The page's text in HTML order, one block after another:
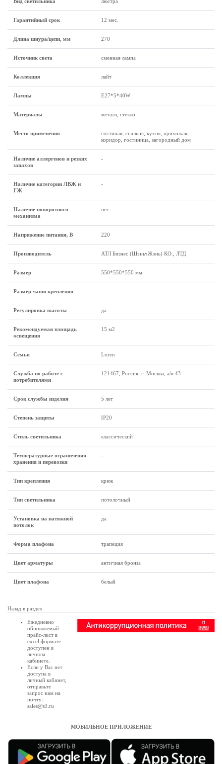
Гарантийный срок 12 мес.
Длина шнура/цепи, мм 270
Источник света сменная лампа
Коллекция лайт
Лампы Е27*5*40W
Материалы металл, стекло
Место применения
гостиная, спальня, кухня, прихожая,
коридор, гостиница, загородный дом
Наличие аллергенов и резких
запахов
-
Наличие категории ЛВЖ и
ГЖ
-
Наличие поворотного
механизма
нет
Напряжение питания, В 220
Производитель АТЛ Бизнес (ШэньчЖэнь) КО., ЛТД
Размеp 550*550*550 мм
Размер чаши крепления -
Регулировка высоты да
Рекомендуемая площадь
освещения
15 м2
Семья Loren
Служба по работе с
потребителями
121467, Россия, г. Москва, а/я 43
Срок службы изделия 5 лет
Степень защиты IP20
Стиль светильника классический
Температурные ограничения
хранения и перевозки
-
Тип крепления крюк
Тип светильника потолочный
Установка на натяжной
потолок
да
Форма плафона трапеция
Цвет арматуры античная бронза
Цвет плафона белый
Назад в раздел
Ежедневно
обновляемый
прайс-лист в
excel формате
доступен в
личном
кабинете
Если у Вас нет
доступа в
личный кабинет,
отправьте
запрос нам на
почту:
sales@s3.ru
МОБИЛЬНОЕ ПРИЛОЖЕНИЕ